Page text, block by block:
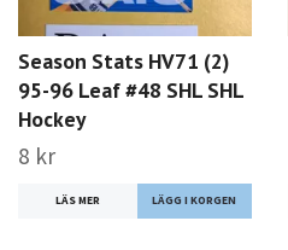
Season Stats HV71 (2)
95-96 Leaf #48 SHL SHL
Hockey
8 kr
LÄS MER